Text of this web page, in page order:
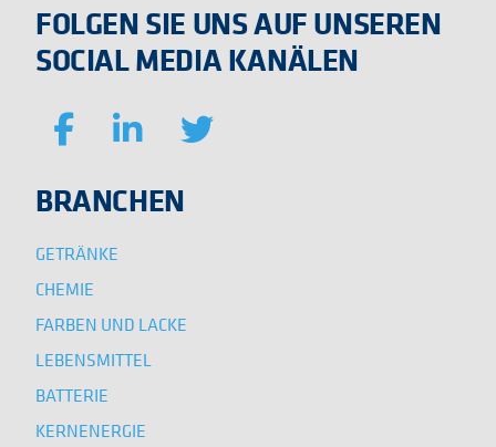
FOLGEN SIE UNS AUF UNSEREN
SOCIAL MEDIA KANÄLEN
BRANCHEN
GETRÄNKE
CHEMIE
FARBEN UND LACKE
LEBENSMITTEL
BATTERIE
KERNENERGIE